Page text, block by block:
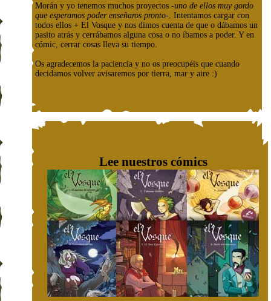
Morán y yo tenemos muchos proyectos -uno de ellos muy gordo
que esperamos poder enseñaros pronto- . Intentamos cargar con
todos ellos + El Vosque y nos dimos cuenta de que o dábamos un
pasito atrás y cerrábamos alguna cosa o no íbamos a poder. Y en
cómic, cerrar cosas lleva su tiempo.
Os agradecemos la paciencia y no os preocupéis que cuando
decidamos volver avisaremos por tierra, mar y aire :)
Lee nuestros cómics